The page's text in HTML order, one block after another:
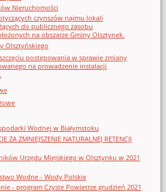
Nieruchomości
czynszów najmu lokali
do publicznego zasobu
na obszarze Gminy Olsztynek.
Olsztyńskiego
postępowania w sprawie zmiany
na prowadzenie instalacji
Wodnej w Białymstoku
ZA ZMNIEJSZENIE NATURALNEJ RETENCJI
Urzędu Miejskiego w Olsztynku w 2021
Wodne - Wody Polskie
- program Czyste Powietrze grudzień 2021